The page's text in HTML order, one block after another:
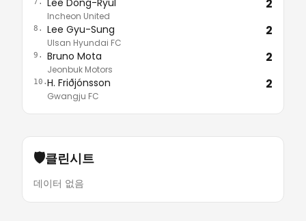
Lee Dong-Ryul
Incheon United
2
8. Lee Gyu-Sung
Ulsan Hyundai FC
2
9. Bruno Mota
Jeonbuk Motors
2
10.H. Friðjónsson
Gwangju FC
2
🛡️클린시트
데이터 없음